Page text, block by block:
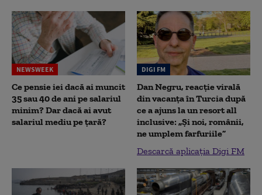
NEWSWEEK
Ce pensie iei dacă ai muncit
35 sau 40 de ani pe salariul
minim? Dar dacă ai avut
salariul mediu pe țară?
DIGI FM
Dan Negru, reacție virală
din vacanța în Turcia după
ce a ajuns la un resort all
inclusive: „Și noi, românii,
ne umplem farfuriile”
Descarcă aplicația Digi FM